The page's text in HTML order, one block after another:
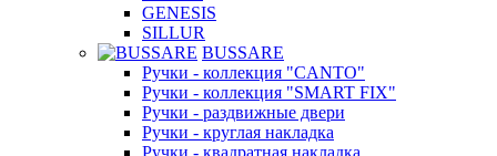
GENESIS
SILLUR
BUSSARE
Ручки - коллекция "CANTO"
Ручки - коллекция "SMART FIX"
Ручки - раздвижные двери
Ручки - круглая накладка
Ручки - квадратная накладка